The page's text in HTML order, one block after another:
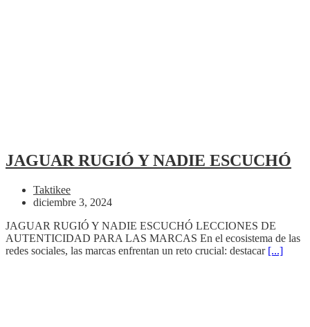
JAGUAR RUGIÓ Y NADIE ESCUCHÓ
Taktikee
diciembre 3, 2024
JAGUAR RUGIÓ Y NADIE ESCUCHÓ LECCIONES DE
AUTENTICIDAD PARA LAS MARCAS En el ecosistema de las
redes sociales, las marcas enfrentan un reto crucial: destacar [...]